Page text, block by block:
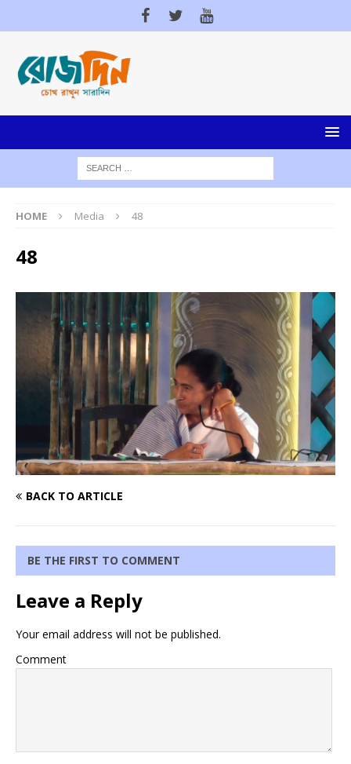
HOME Media 48
48
BACK TO ARTICLE
BE THE FIRST TO COMMENT
Leave a Reply
Your email address will not be published.
Comment